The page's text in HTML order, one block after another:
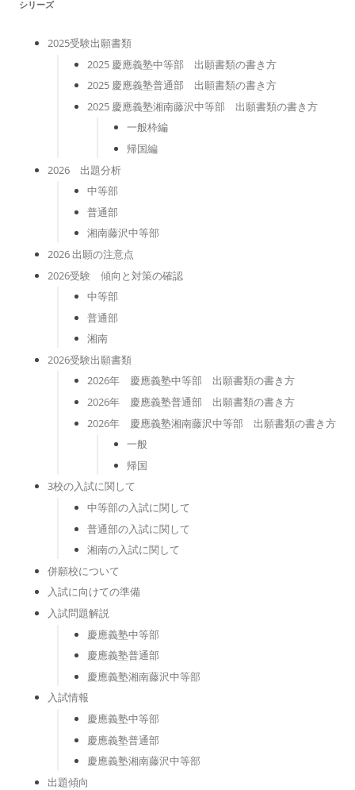
シリーズ
2025受験出願書類
2025 慶應義塾中等部 出願書類の書き方
2025 慶應義塾普通部 出願書類の書き方
2025 慶應義塾湘南藤沢中等部 出願書類の書き方
一般枠編
帰国編
2026 出題分析
中等部
普通部
湘南藤沢中等部
2026 出願の注意点
2026受験 傾向と対策の確認
中等部
普通部
湘南
2026受験出願書類
2026年 慶應義塾中等部 出願書類の書き方
2026年 慶應義塾普通部 出願書類の書き方
2026年 慶應義塾湘南藤沢中等部 出願書類の書き方
一般
帰国
3校の入試に関して
中等部の入試に関して
普通部の入試に関して
湘南の入試に関して
併願校について
入試に向けての準備
入試問題解説
慶應義塾中等部
慶應義塾普通部
慶應義塾湘南藤沢中等部
入試情報
慶應義塾中等部
慶應義塾普通部
慶應義塾湘南藤沢中等部
出題傾向